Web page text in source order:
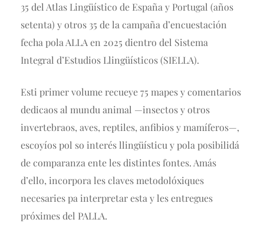
35 del Atlas Lingüístico de España y Portugal (años
setenta) y otros 35 de la campaña d’encuestación
fecha pola ALLA en 2025 dientro del Sistema
Integral d’Estudios Llingüísticos (SIELLA).
Esti primer volume recueye 75 mapes y comentarios
dedicaos al mundu animal —insectos y otros
invertebraos, aves, reptiles, anfibios y mamíferos—,
escoyíos pol so interés llingüísticu y pola posibilidá
de comparanza ente les distintes fontes. Amás
d’ello, incorpora les claves metodolóxiques
necesaries pa interpretar esta y les entregues
próximes del PALLA.